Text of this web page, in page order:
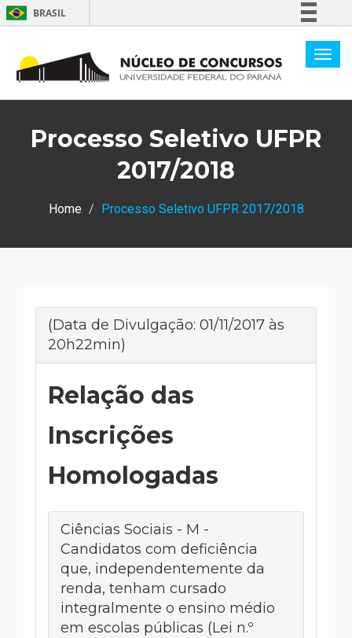
BRASIL
Comunica BR
Legislação
Processo Seletivo UFPR
2017/2018
Home Processo Seletivo UFPR 2017/2018
(Data de Divulgação: 01/11/2017 às
20h22min)
Relação das
Inscrições
Homologadas
Ciências Sociais - M -
Candidatos com deficiência
que, independentemente da
renda, tenham cursado
integralmente o ensino médio
em escolas públicas (Lei n.º